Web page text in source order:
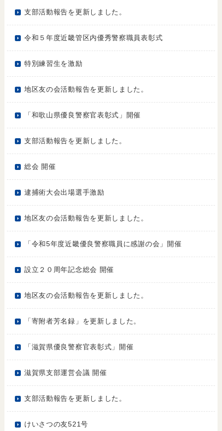
支部活動報告を更新しました。
令和５年度近畿管区内優秀警察職員表彰式
特別練習生を激励
地区友の会活動報告を更新しました。
「和歌山県優良警察官表彰式」開催
支部活動報告を更新しました。
総会 開催
逮捕術大会出場選手激励
地区友の会活動報告を更新しました。
「令和5年度近畿優良警察職員に感謝の会」開催
設立２０周年記念総会 開催
地区友の会活動報告を更新しました。
「寄附者芳名録」を更新しました。
「滋賀県優良警察官表彰式」開催
滋賀県支部運営会議 開催
支部活動報告を更新しました。
けいさつの友521号